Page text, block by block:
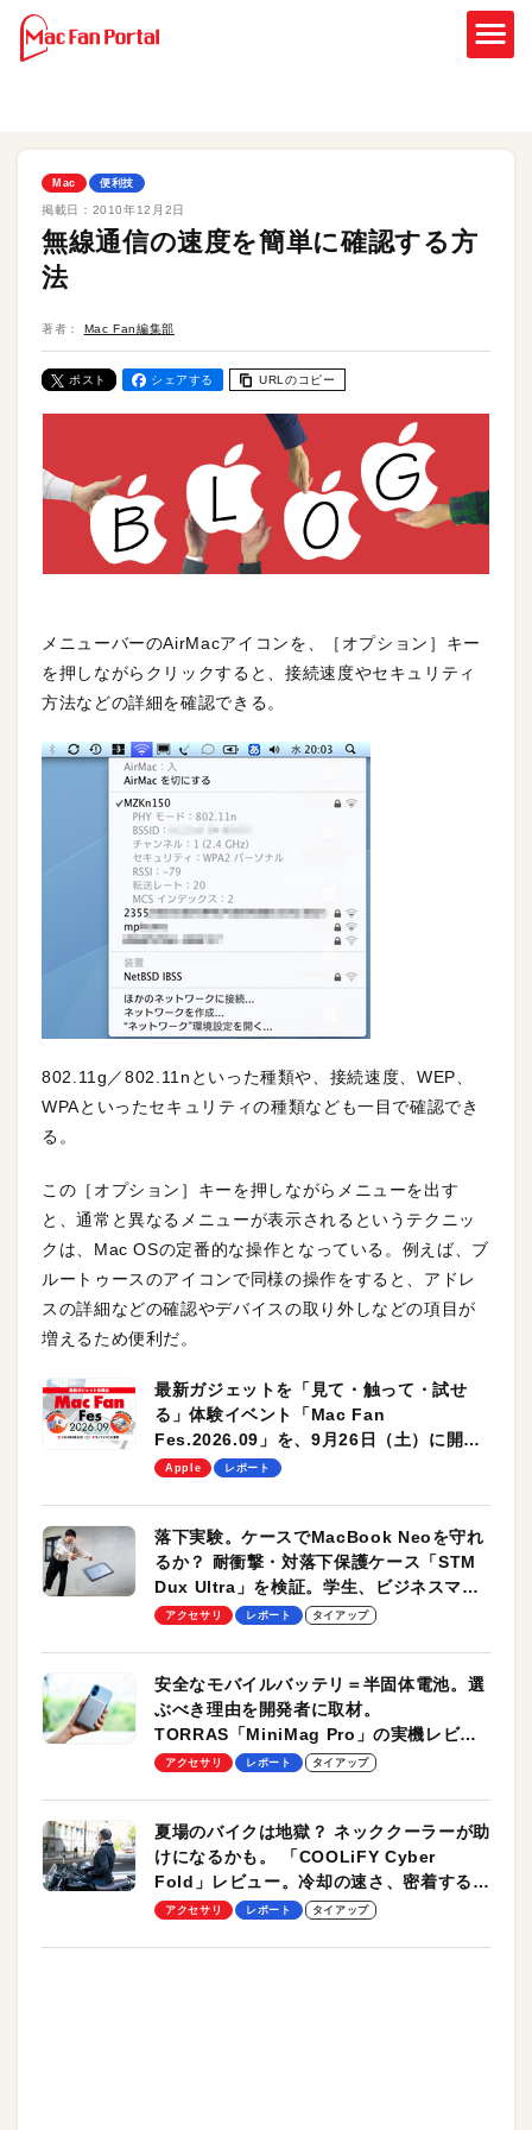
Mac 便利技
掲載日： 2010年12月2日
無線通信の速度を簡単に確認する方
法
著者： Mac Fan編集部
ポスト シェアする URLのコピー
メニューバーのAirMacアイコンを、［オプション］キー
を押しながらクリックすると、接続速度やセキュリティ
方法などの詳細を確認できる。
802.11g／802.11nといった種類や、接続速度、WEP、
WPAといったセキュリティの種類なども一目で確認でき
る。
この［オプション］キーを押しながらメニューを出す
と、通常と異なるメニューが表示されるというテクニッ
クは、Mac OSの定番的な操作となっている。例えば、ブ
ルートゥースのアイコンで同様の操作をすると、アドレ
スの詳細などの確認やデバイスの取り外しなどの項目が
増えるため便利だ。
最新ガジェットを「見て・触って・試せ
る」体験イベント「Mac Fan
Fes.2026.09」を、9月26日（土）に開催
します！
Apple レポート
落下実験。ケースでMacBook Neoを守れ
るか？ 耐衝撃・対落下保護ケース「STM
Dux Ultra」を検証。学生、ビジネスマン
のモバイルユースに最適！
アクセサリ レポート タイアップ
安全なモバイルバッテリ＝半固体電池。選
ぶべき理由を開発者に取材。
TORRAS「MiniMag Pro」の実機レビュ
ーも
アクセサリ レポート タイアップ
夏場のバイクは地獄？ ネッククーラーが助
けになるかも。 「COOLiFY Cyber
Fold」レビュー。冷却の速さ、密着する冷
却プレート、シンプルな操作性がグッド！
アクセサリ レポート タイアップ